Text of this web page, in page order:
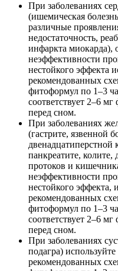
При заболеваниях
(ишемическая
различные
недостаточность,
инфаркта миокарда),
неэффективнос­ти
нестойкого эффекта
рекомендованных
фитоформул по 1–3
соответствует 2–6
перед сном.
При заболеваниях
(гастрите, язвенной
двенадцатиперстной
панкреатите,
протоков и
неэффективности
нестойкого эффекта,
рекомендован­ных
фитоформул по 1–3
соответствует 2–6
перед сном.
При заболеваниях
подагра)
рекомендованных